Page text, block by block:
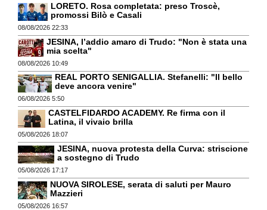
LORETO. Rosa completata: preso Troscè,
promossi Bilò e Casali
08/08/2026 22:33
JESINA, l’addio amaro di Trudo: "Non è stata una
mia scelta"
08/08/2026 10:49
REAL PORTO SENIGALLIA. Stefanelli: "Il bello
deve ancora venire"
06/08/2026 5:50
CASTELFIDARDO ACADEMY. Re firma con il
Latina, il vivaio brilla
05/08/2026 18:07
JESINA, nuova protesta della Curva: striscione
a sostegno di Trudo
05/08/2026 17:17
NUOVA SIROLESE, serata di saluti per Mauro
Mazzieri
05/08/2026 16:57